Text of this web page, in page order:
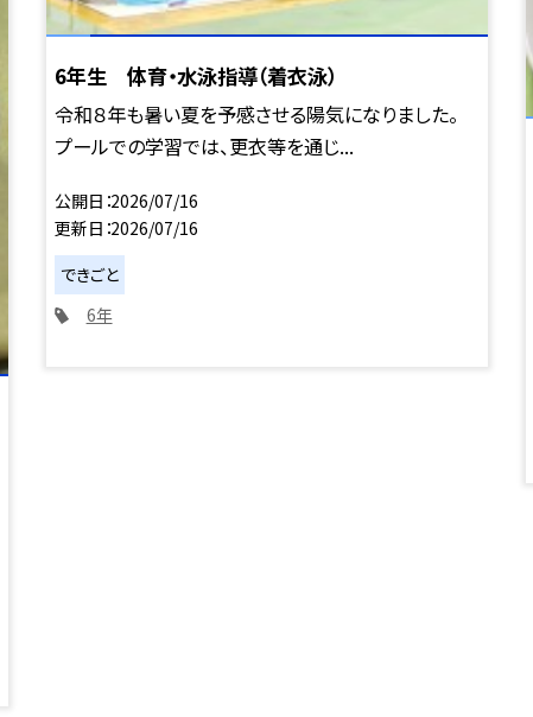
6年生 体育・水泳指導（着衣泳）
令和８年も暑い夏を予感させる陽気になりました。
プールでの学習では、更衣等を通じ...
公開日 2026/07/16
更新日 2026/07/16
できごと
6年